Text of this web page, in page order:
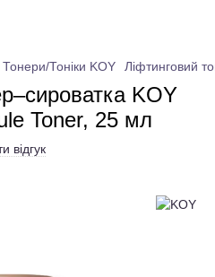
Тонери/Тоніки KOY Ліфтинговий
KOY
Toner, 25 мл
відгук